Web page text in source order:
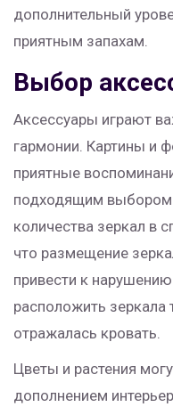
дополнительный
приятным запахам.
Выбор
Аксессуары играют
гармонии. Картины и
приятные
подходящим
количества зеркал в
что размещение
привести к
расположить зеркала
отражалась кровать.
Цветы и растения
дополнением